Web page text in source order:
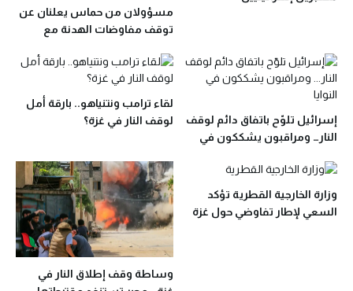
مسؤولان من حماس يعلنان عن
توقف مفاوضات الهدنة مع
إسرائيل تلوّح باتفاق دائم لوقف
النار… ومراقبون يشككون في
لقاء ترامب ونتنياهو.. بارقة أمل
لوقف النار في غزة؟
وزارة الخارجية القطرية تؤكد
السعي لإطار تفاوضي حول غزة
وساطة وقف إطلاق النار في